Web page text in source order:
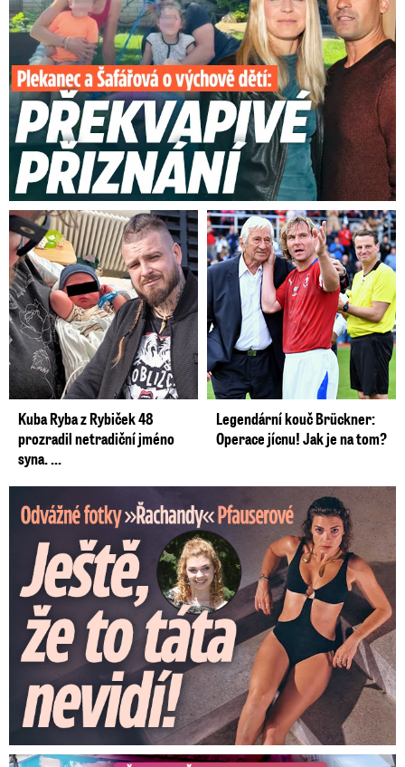
Kuba Ryba z Rybiček 48
prozradil netradiční jméno
syna. ...
Legendární kouč Brückner:
Operace jícnu! Jak je na tom?
Odvážné fotky Denisy Pfauserové: Ještě, že to táta nevidí